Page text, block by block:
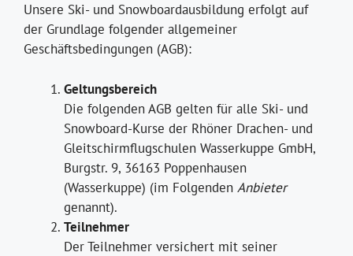
Unsere Ski- und Snowboardausbildung erfolgt auf
der Grundlage folgender allgemeiner
Geschäftsbedingungen (AGB):
Geltungsbereich
Die folgenden AGB gelten für alle Ski- und
Snowboard-Kurse der Rhöner Drachen- und
Gleitschirmflugschulen Wasserkuppe GmbH,
Burgstr. 9, 36163 Poppenhausen
(Wasserkuppe) (im Folgenden Anbieter
genannt).
Teilnehmer
Der Teilnehmer versichert mit seiner